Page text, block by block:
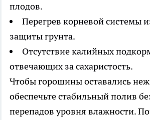
плодов.
Перегрев корневой системы
защиты грунта.
Отсутствие калийных
отвечающих за сахаристость.
Чтобы горошины оставались
обеспечьте стабильный полив
перепадов уровня влажности.